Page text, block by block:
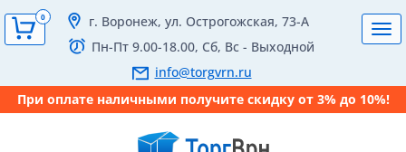
г. Воронеж, ул. Острогожская, 73-А
Пн-Пт 9.00-18.00, Сб, Вс - Выходной
info@torgvrn.ru
При оплате наличными получите скидку от 3% до 10%!
0